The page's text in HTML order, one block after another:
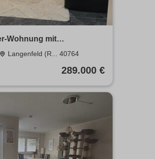
Wohnung mit
Garage
Langenfeld (R... 40764
289.000 €